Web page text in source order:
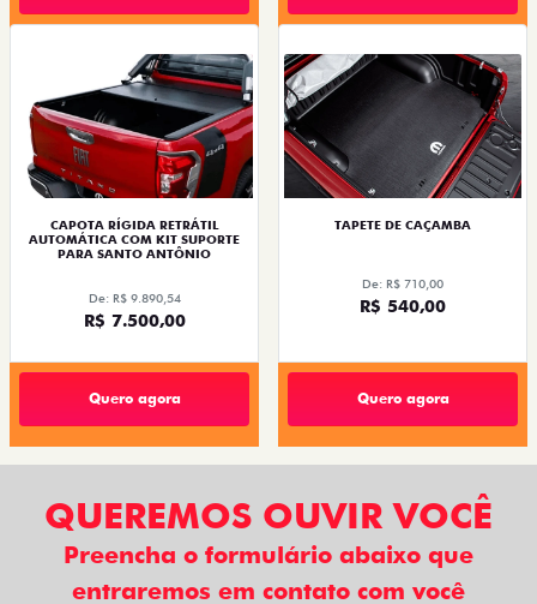
CAPOTA RÍGIDA RETRÁTIL
AUTOMÁTICA COM KIT SUPORTE
PARA SANTO ANTÔNIO
De: R$ 9.890,54
R$ 7.500,00
Quero agora
TAPETE DE CAÇAMBA
De: R$ 710,00
R$ 540,00
Quero agora
QUEREMOS OUVIR VOCÊ
Preencha o formulário abaixo que
entraremos em contato com você